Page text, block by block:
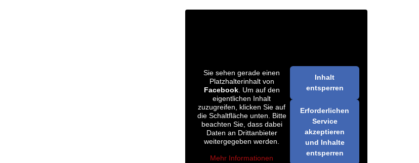
Sie sehen gerade einen
Platzhalterinhalt von
Facebook. Um auf den
eigentlichen Inhalt
zuzugreifen, klicken Sie auf
die Schaltfläche unten. Bitte
beachten Sie, dass dabei
Daten an Drittanbieter
weitergegeben werden.
Mehr Informationen
Inhalt
entsperren
Erforderlichen
Service
akzeptieren
und Inhalte
entsperren